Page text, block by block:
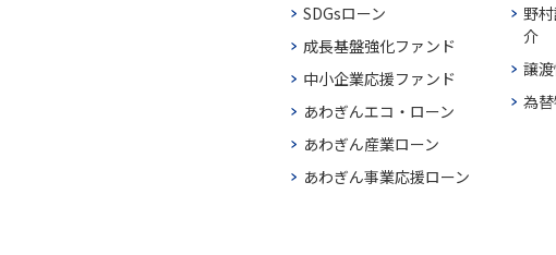
SDGsローン
成長基盤強化ファンド
中小企業応援ファンド
あわぎんエコ・ローン
あわぎん産業ローン
あわぎん事業応援ローン
野
介
譲
為